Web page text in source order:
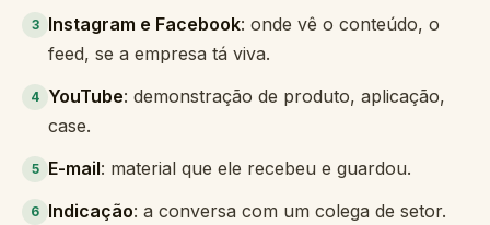
3 Instagram e Facebook: onde vê o conteúdo, o
feed, se a empresa tá viva.
4 YouTube: demonstração de produto, aplicação,
case.
5 E-mail: material que ele recebeu e guardou.
6 Indicação: a conversa com um colega de setor.